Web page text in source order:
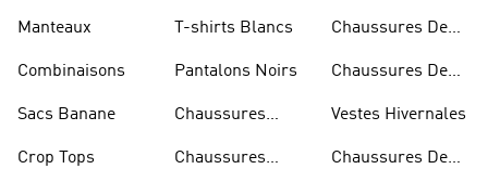
Manteaux
Combinaisons
Sacs Banane
Crop Tops
T-shirts Blancs
Pantalons Noirs
Chaussures
Chaussures
Chaussures De
Chaussures De
Vestes Hivernales
Chaussures De